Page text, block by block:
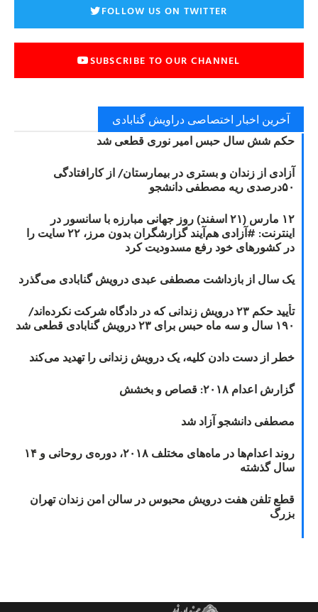
FOLLOW US ON TWITTER
SUBSCRIBE TO OUR CHANNEL
آخرین اخبار اختصاصی دراویش گنابادی
حکم شش سال حبس امیر نوری قطعی شد
آزادی از زندان و بستری در بیمارستان/ از کارافتادگی
۵۰درصدی ریه مصطفی دانشجو
۱۲ مارس (۲۱ اسفند) روز جهانی مبارزه با سانسور در
اینترنت: #آزادی هم‌آیند گزارشگران‌ بدون مرز، ۲۲ سایت را
در کشورهای خود رفع مسدودیت کرد
یک سال از بازداشت مصطفی عبدی درویش گنابادی می‌گذرد
تأیید حکم ۲۳ درویش زندانی که در دادگاه شرکت نکرده‌اند/
۱۹۰ سال و سه ماه حبس برای ۲۳ درویش گنابادی قطعی شد
خطر از دست دادن کلیه، یک درویش زندانی را تهدید می‌کند
گزارش اعدام ۲۰۱۸: قصاص و بخشش
مصطفی دانشجو آزاد شد
روند اعدام‌ها در ماه‌های مختلف ۲۰۱۸، دوره‌ی روحانی و ۱۴
سال گذشته
قطع تلفن هفت درویش محبوس در سالن امن زندان تهران
بزرگ